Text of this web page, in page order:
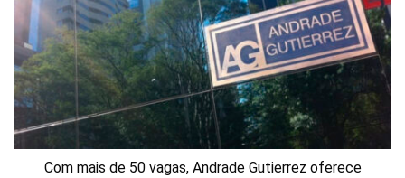
Com mais de 50 vagas, Andrade Gutierrez oferece